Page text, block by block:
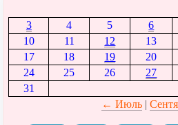
3
4 5 6
10
11 12 13
17
18 19 20
24
25 26 27
31
← Июль|